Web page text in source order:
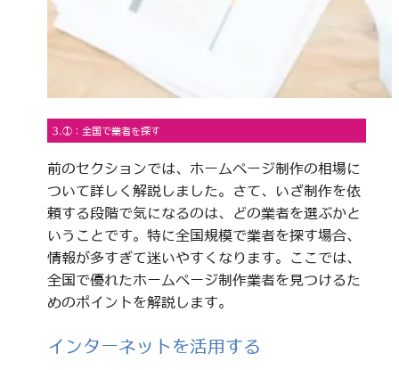
3.①：全国で業者を探す
前のセクションでは、ホームページ制作の相場に
ついて詳しく解説しました。さて、いざ制作を依
頼する段階で気になるのは、どの業者を選ぶかと
いうことです。特に全国規模で業者を探す場合、
情報が多すぎて迷いやすくなります。ここでは、
全国で優れたホームページ制作業者を見つけるた
めのポイントを解説します。
インターネットを活用する